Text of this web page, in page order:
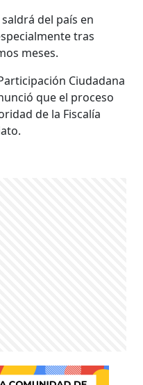
del país en
tras
meses.
Ciudadana
que el proceso
de la Fiscalía